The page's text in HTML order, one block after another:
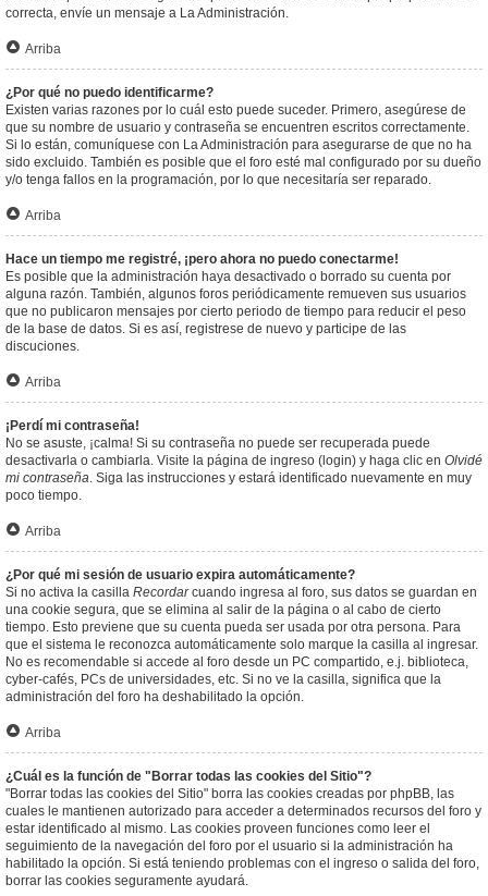
correcta, envíe un mensaje a La Administración.
Arriba
¿Por qué no puedo identificarme?
Existen varias razones por lo cuál esto puede suceder. Primero, asegúrese de
que su nombre de usuario y contraseña se encuentren escritos correctamente.
Si lo están, comuníquese con La Administración para asegurarse de que no ha
sido excluido. También es posible que el foro esté mal configurado por su dueño
y/o tenga fallos en la programación, por lo que necesitaría ser reparado.
Arriba
Hace un tiempo me registré, ¡pero ahora no puedo conectarme!
Es posible que la administración haya desactivado o borrado su cuenta por
alguna razón. También, algunos foros periódicamente remueven sus usuarios
que no publicaron mensajes por cierto periodo de tiempo para reducir el peso
de la base de datos. Si es así, registrese de nuevo y participe de las
discuciones.
Arriba
¡Perdí mi contraseña!
No se asuste, ¡calma! Si su contraseña no puede ser recuperada puede
desactivarla o cambiarla. Visite la página de ingreso (login) y haga clic en Olvidé
mi contraseña. Siga las instrucciones y estará identificado nuevamente en muy
poco tiempo.
Arriba
¿Por qué mi sesión de usuario expira automáticamente?
Si no activa la casilla Recordarcuando ingresa al foro, sus datos se guardan en
una cookie segura, que se elimina al salir de la página o al cabo de cierto
tiempo. Esto previene que su cuenta pueda ser usada por otra persona. Para
que el sistema le reconozca automáticamente solo marque la casilla al ingresar.
No es recomendable si accede al foro desde un PC compartido, e.j. biblioteca,
cyber-cafés, PCs de universidades, etc. Si no ve la casilla, significa que la
administración del foro ha deshabilitado la opción.
Arriba
¿Cuál es la función de "Borrar todas las cookies del Sitio"?
"Borrar todas las cookies del Sitio" borra las cookies creadas por phpBB, las
cuales le mantienen autorizado para acceder a determinados recursos del foro y
estar identificado al mismo. Las cookies proveen funciones como leer el
seguimiento de la navegación del foro por el usuario si la administración ha
habilitado la opción. Si está teniendo problemas con el ingreso o salida del foro,
borrar las cookies seguramente ayudará.